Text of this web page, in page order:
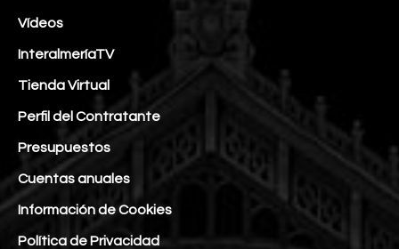
Vídeos
InteralmeríaTV
Tienda Virtual
Perfil del Contratante
Presupuestos
Cuentas anuales
Información de Cookies
Política de Privacidad